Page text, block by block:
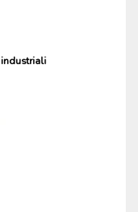
industriali